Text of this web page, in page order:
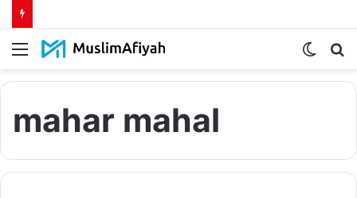
Menu
Switch
mahar mahal